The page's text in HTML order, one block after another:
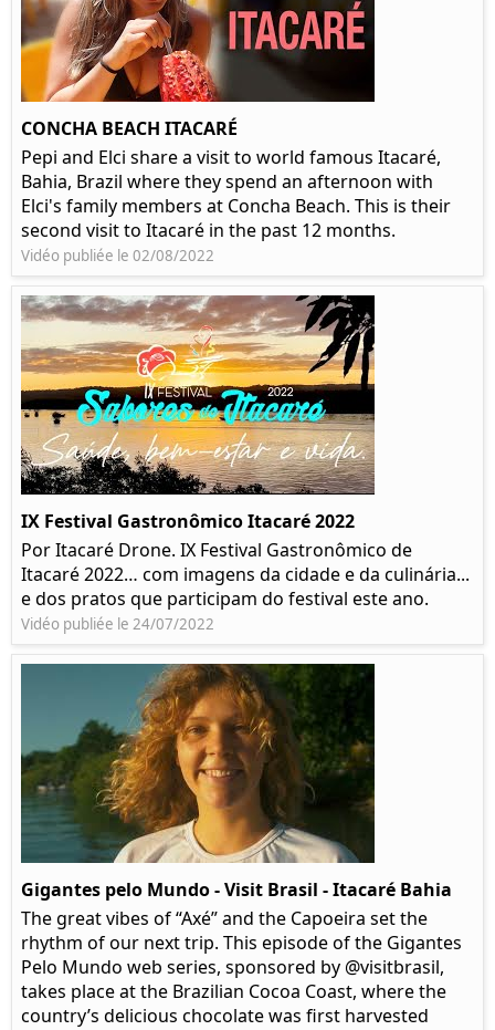
CONCHA BEACH ITACARÉ
Pepi and Elci share a visit to world famous Itacaré,
Bahia, Brazil where they spend an afternoon with
Elci's family members at Concha Beach. This is their
second visit to Itacaré in the past 12 months.
Vidéo publiée le 02/08/2022
IX Festival Gastronômico Itacaré 2022
Por Itacaré Drone. IX Festival Gastronômico de
Itacaré 2022… com imagens da cidade e da culinária...
e dos pratos que participam do festival este ano.
Vidéo publiée le 24/07/2022
Gigantes pelo Mundo - Visit Brasil - Itacaré Bahia
The great vibes of “Axé” and the Capoeira set the
rhythm of our next trip. This episode of the Gigantes
Pelo Mundo web series, sponsored by @visitbrasil,
takes place at the Brazilian Cocoa Coast, where the
country’s delicious chocolate was first harvested